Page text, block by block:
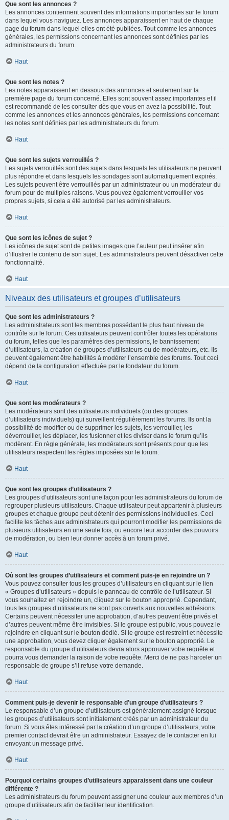
Que sont les annonces ?
Les annonces contiennent souvent des informations importantes sur le forum
dans lequel vous naviguez. Les annonces apparaissent en haut de chaque
page du forum dans lequel elles ont été publiées. Tout comme les annonces
générales, les permissions concernant les annonces sont définies par les
administrateurs du forum.
Haut
Que sont les notes ?
Les notes apparaissent en dessous des annonces et seulement sur la
première page du forum concerné. Elles sont souvent assez importantes et il
est recommandé de les consulter dès que vous en avez la possibilité. Tout
comme les annonces et les annonces générales, les permissions concernant
les notes sont définies par les administrateurs du forum.
Haut
Que sont les sujets verrouillés ?
Les sujets verrouillés sont des sujets dans lesquels les utilisateurs ne peuvent
plus répondre et dans lesquels les sondages sont automatiquement expirés.
Les sujets peuvent être verrouillés par un administrateur ou un modérateur du
forum pour de multiples raisons. Vous pouvez également verrouiller vos
propres sujets, si cela a été autorisé par les administrateurs.
Haut
Que sont les icônes de sujet ?
Les icônes de sujet sont de petites images que l’auteur peut insérer afin
d’illustrer le contenu de son sujet. Les administrateurs peuvent désactiver cette
fonctionnalité.
Haut
Niveaux des utilisateurs et groupes d’utilisateurs
Que sont les administrateurs ?
Les administrateurs sont les membres possédant le plus haut niveau de
contrôle sur le forum. Ces utilisateurs peuvent contrôler toutes les opérations
du forum, telles que les paramètres des permissions, le bannissement
d’utilisateurs, la création de groupes d’utilisateurs ou de modérateurs, etc. Ils
peuvent également être habilités à modérer l’ensemble des forums. Tout ceci
dépend de la configuration effectuée par le fondateur du forum.
Haut
Que sont les modérateurs ?
Les modérateurs sont des utilisateurs individuels (ou des groupes
d’utilisateurs individuels) qui surveillent régulièrement les forums. Ils ont la
possibilité de modifier ou de supprimer les sujets, les verrouiller, les
déverrouiller, les déplacer, les fusionner et les diviser dans le forum qu’ils
modèrent. En règle générale, les modérateurs sont présents pour que les
utilisateurs respectent les règles imposées sur le forum.
Haut
Que sont les groupes d’utilisateurs ?
Les groupes d’utilisateurs sont une façon pour les administrateurs du forum de
regrouper plusieurs utilisateurs. Chaque utilisateur peut appartenir à plusieurs
groupes et chaque groupe peut détenir des permissions individuelles. Ceci
facilite les tâches aux administrateurs qui pourront modifier les permissions de
plusieurs utilisateurs en une seule fois, ou encore leur accorder des pouvoirs
de modération, ou bien leur donner accès à un forum privé.
Haut
Où sont les groupes d’utilisateurs et comment puis-je en rejoindre un ?
Vous pouvez consulter tous les groupes d’utilisateurs en cliquant sur le lien
« Groupes d’utilisateurs » depuis le panneau de contrôle de l’utilisateur. Si
vous souhaitez en rejoindre un, cliquez sur le bouton approprié. Cependant,
tous les groupes d’utilisateurs ne sont pas ouverts aux nouvelles adhésions.
Certains peuvent nécessiter une approbation, d’autres peuvent être privés et
d’autres peuvent même être invisibles. Si le groupe est public, vous pouvez le
rejoindre en cliquant sur le bouton dédié. Si le groupe est restreint et nécessite
une approbation, vous devez cliquer également sur le bouton approprié. Le
responsable du groupe d’utilisateurs devra alors approuver votre requête et
pourra vous demander la raison de votre requête. Merci de ne pas harceler un
responsable de groupe s’il refuse votre demande.
Haut
Comment puis-je devenir le responsable d’un groupe d’utilisateurs ?
Le responsable d’un groupe d’utilisateurs est généralement assigné lorsque
les groupes d’utilisateurs sont initialement créés par un administrateur du
forum. Si vous êtes intéressé par la création d’un groupe d’utilisateurs, votre
premier contact devrait être un administrateur. Essayez de le contacter en lui
envoyant un message privé.
Haut
Pourquoi certains groupes d’utilisateurs apparaissent dans une couleur
différente ?
Les administrateurs du forum peuvent assigner une couleur aux membres d’un
groupe d’utilisateurs afin de faciliter leur identification.